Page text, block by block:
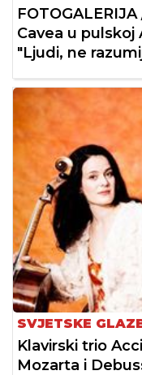
Cavea u pulskoj
"Ljudi, ne
SVJETSKE
Klavirski trio
Mozarta i